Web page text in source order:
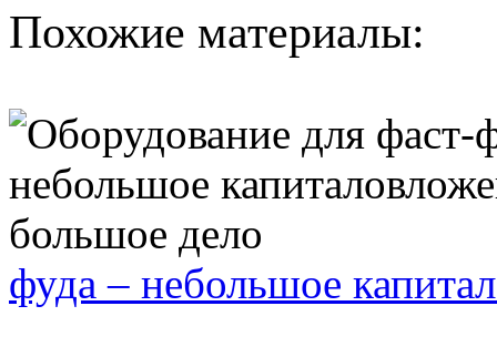
Похожие материалы:
фуда – небольшое